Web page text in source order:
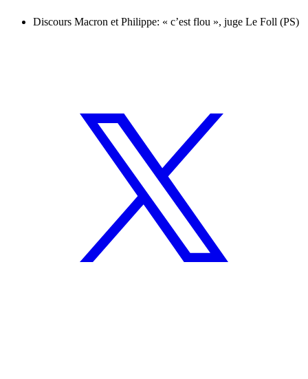
Discours Macron et Philippe: « c’est flou », juge Le Foll (PS)